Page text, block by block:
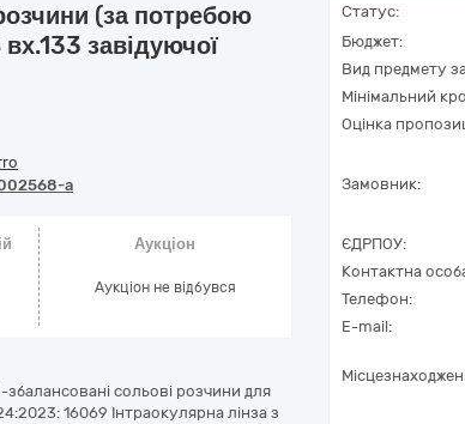
(за потребою
завідуючої
a
Аукціон
Аукціон не відбувся
сольові розчини для
16069 Інтраокулярна лінза з
Статус:
Бюджет:
Вид предмету
Мінімальний
Оцінка
Замовник:
ЄДРПОУ:
Контактна
Телефон:
E-mail: